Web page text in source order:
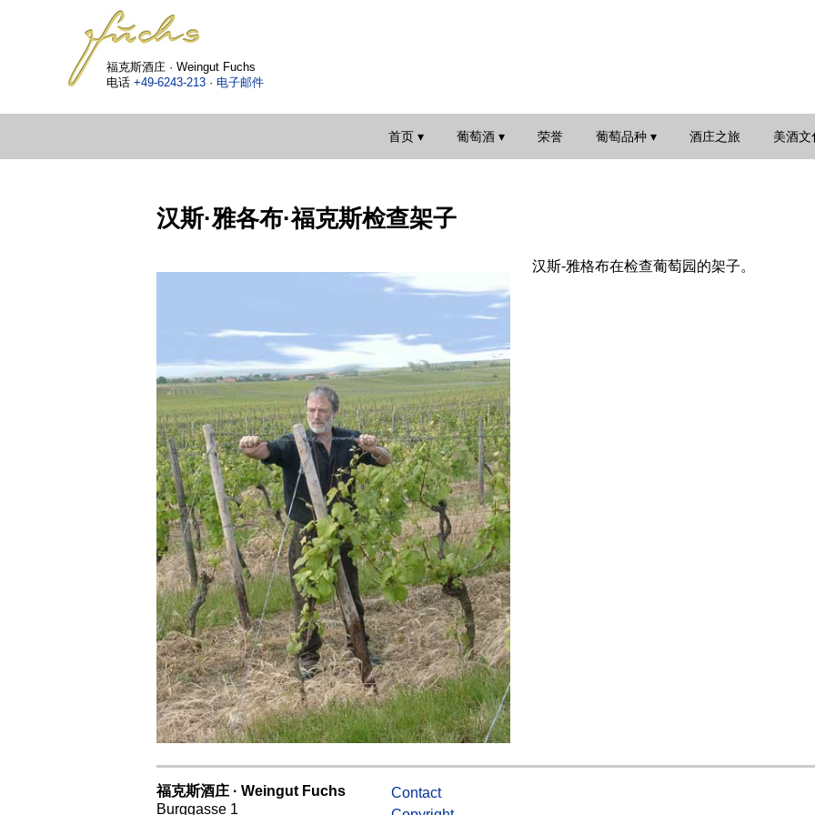
福克斯酒庄 · Weingut Fuchs
电话 +49-6243-213· 电子邮件
首页 ▾ 葡萄酒 ▾ 荣誉 葡萄品种 ▾ 酒庄之旅 美酒文
汉斯·雅各布·福克斯检查架子
汉斯-雅格布在检查葡萄园的架子。
福克斯酒庄 · Weingut Fuchs
Burggasse 1
Contact